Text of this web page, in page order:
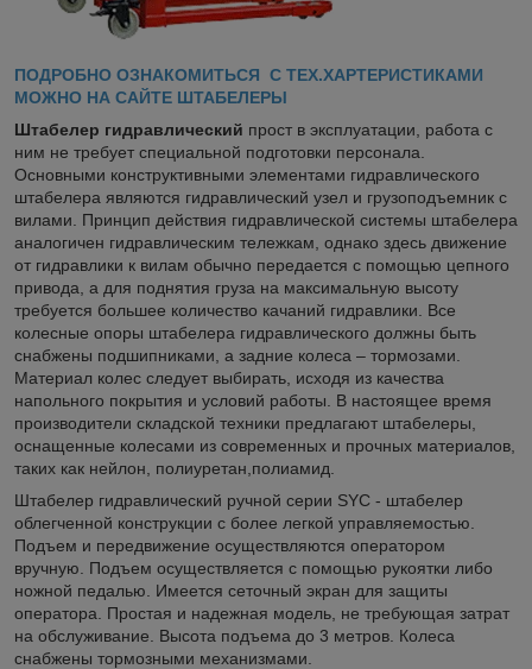
ПОДРОБНО ОЗНАКОМИТЬСЯ С ТЕХ.ХАРТЕРИСТИКАМИ
МОЖНО НА САЙТЕ ШТАБЕЛЕРЫ
Штабелер гидравлический прост в эксплуатации, работа с
ним не требует специальной подготовки персонала.
Основными конструктивными элементами гидравлического
штабелера являются гидравлический узел и грузоподъемник с
вилами. Принцип действия гидравлической системы штабелера
аналогичен гидравлическим тележкам, однако здесь движение
от гидравлики к вилам обычно передается с помощью цепного
привода, а для поднятия груза на максимальную высоту
требуется большее количество качаний гидравлики. Все
колесные опоры штабелера гидравлического должны быть
снабжены подшипниками, а задние колеса – тормозами.
Материал колес следует выбирать, исходя из качества
напольного покрытия и условий работы. В настоящее время
производители складской техники предлагают штабелеры,
оснащенные колесами из современных и прочных материалов,
таких как нейлон, полиуретан,полиамид.
Штабелер гидравлический ручной серии SYC - штабелер
облегченной конструкции с более легкой управляемостью.
Подъем и передвижение осуществляются оператором
вручную. Подъем осуществляется с помощью рукоятки либо
ножной педалью. Имеется сеточный экран для защиты
оператора. Простая и надежная модель, не требующая затрат
на обслуживание. Высота подъема до 3 метров. Колеса
снабжены тормозными механизмами.